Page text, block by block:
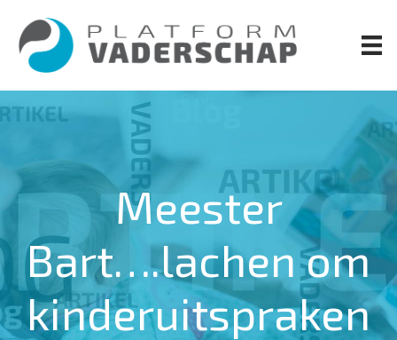
naar
hoofd
inhoud
Meester
Bart….lachen om
kinderuitspraken